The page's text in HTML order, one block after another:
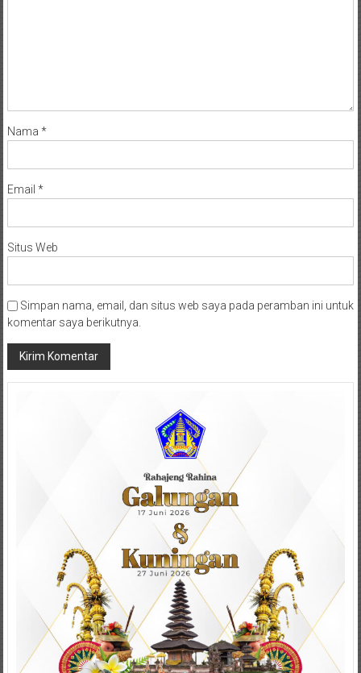
Nama *
Email *
Situs Web
Simpan nama, email, dan situs web saya pada peramban ini untuk
komentar saya berikutnya.